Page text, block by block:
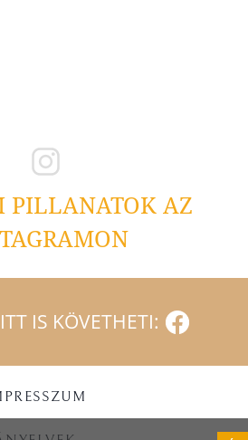
PILLANATOK AZ
IS KÖVETHETI: